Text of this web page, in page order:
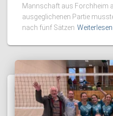
Mannschaft aus Forchheim
ausgeglichenen Partie
nach fünf Sätzen Weiterlesen